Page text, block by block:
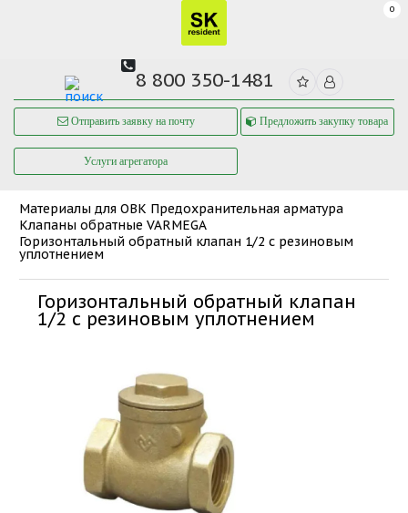
0
8 800 350-1481
Отправить заявку на почту Предложить закупку товара
Услуги агрегатора
Материалы для ОВК Предохранительная арматура
Клапаны обратные VARMEGA
Горизонтальный обратный клапан 1/2 с резиновым
уплотнением
Горизонтальный обратный клапан
1/2 с резиновым уплотнением